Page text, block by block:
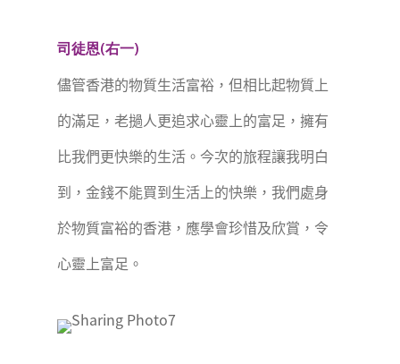
司徒恩(右一)
儘管香港的物質生活富裕，但相比起物質上
的滿足，老撾人更追求心靈上的富足，擁有
比我們更快樂的生活。今次的旅程讓我明白
到，金錢不能買到生活上的快樂，我們處身
於物質富裕的香港，應學會珍惜及欣賞，令
心靈上富足。